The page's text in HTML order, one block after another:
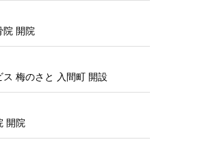
院 開院
ス 梅のさと 入間町 開設
開院